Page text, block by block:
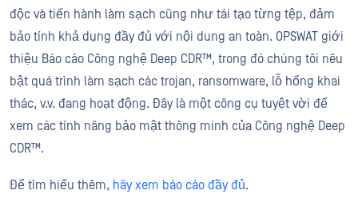
độc và tiến hành làm sạch cũng như tái tạo từng tệp, đảm
bảo tính khả dụng đầy đủ với nội dung an toàn. OPSWAT giới
thiệu Báo cáo Công nghệ Deep CDR™, trong đó chúng tôi nêu
bật quá trình làm sạch các trojan, ransomware, lỗ hổng khai
thác, v.v. đang hoạt động. Đây là một công cụ tuyệt vời để
xem các tính năng bảo mật thông minh của Công nghệ Deep
CDR™.
Để tìm hiểu thêm, hãy xem báo cáo đầy đủ.